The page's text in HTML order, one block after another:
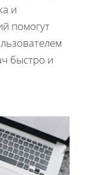
и
помогут
быстро и